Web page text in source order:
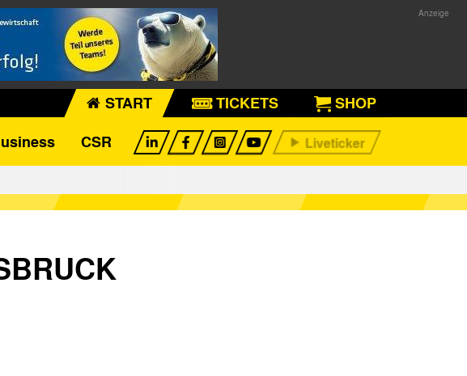
START TICKETS
SHOP
CSR